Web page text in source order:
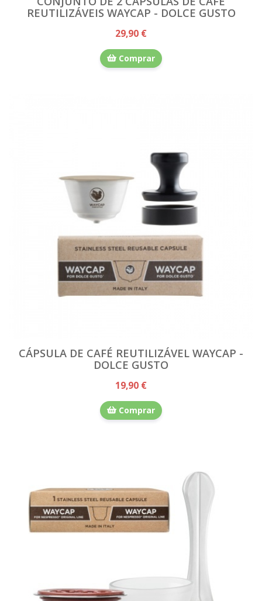
REUTILIZÁVEIS WAYCAP - DOLCE GUSTO
29,90 €
Comprar
CÁPSULA DE CAFÉ REUTILIZÁVEL WAYCAP -
DOLCE GUSTO
19,90 €
Comprar